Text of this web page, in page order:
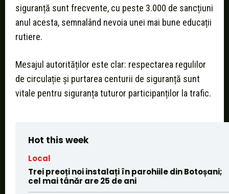
siguranță sunt frecvente, cu peste 3.000 de sancțiuni
anul acesta, semnalând nevoia unei mai bune educații
rutiere.
Mesajul autorităților este clar: respectarea regulilor
de circulație și purtarea centurii de siguranță sunt
vitale pentru siguranța tuturor participanților la trafic.
Hot this week
Local
Trei preoți noi instalați în parohiile din Botoșani;
cel mai tânăr are 25 de ani